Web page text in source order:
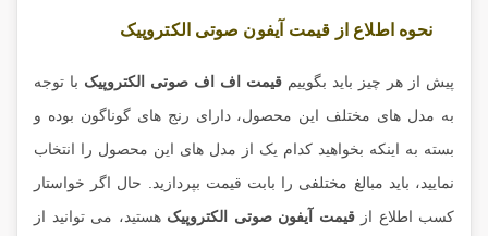
نحوه اطلاع از قیمت آیفون صوتی الکتروپیک
پیش از هر چیز باید بگوییم قیمت اف اف صوتی الکتروپیک با توجه
به مدل های مختلف این محصول، دارای رنج های گوناگون بوده و
بسته به اینکه بخواهید کدام یک از مدل های این محصول را انتخاب
نمایید، باید مبالغ مختلفی را بابت قیمت بپردازید. حال اگر خواستار
کسب اطلاع ازقیمت آیفون صوتی الکتروپیک هستید، می توانید از